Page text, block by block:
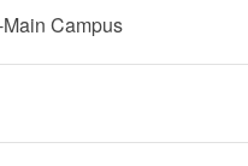
Campus